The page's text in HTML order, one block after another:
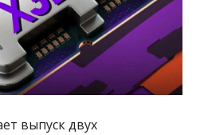
выпуск двух